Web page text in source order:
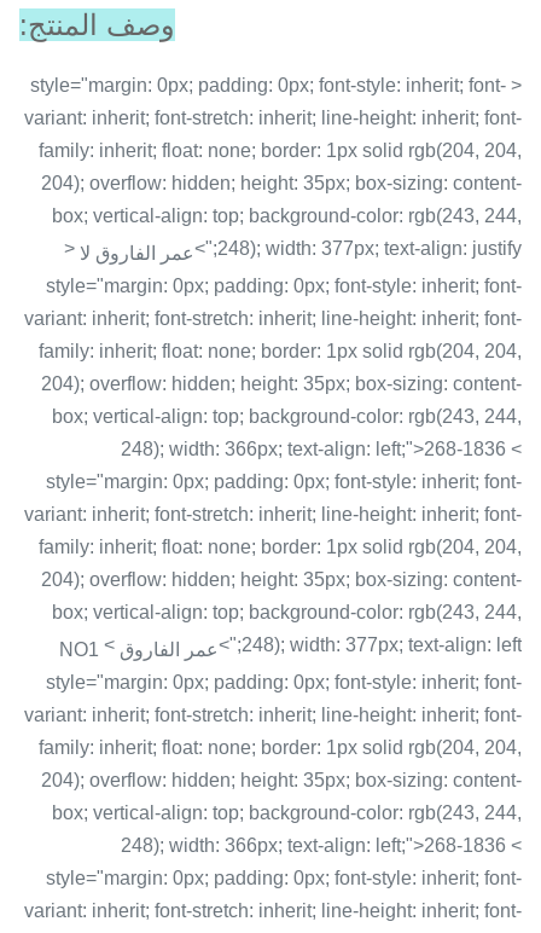
وصف المنتج:
< style="margin: 0px; padding: 0px; font-style: inherit; font-
variant: inherit; font-stretch: inherit; line-height: inherit; font-
family: inherit; float: none; border: 1px solid rgb(204, 204,
204); overflow: hidden; height: 35px; box-sizing: content-
box; vertical-align: top; background-color: rgb(243, 244,
248); width: 377px; text-align: justify;">
عمر الفاروق لا <
style="margin: 0px; padding: 0px; font-style: inherit; font-
variant: inherit; font-stretch: inherit; line-height: inherit; font-
family: inherit; float: none; border: 1px solid rgb(204, 204,
204); overflow: hidden; height: 35px; box-sizing: content-
box; vertical-align: top; background-color: rgb(243, 244,
248); width: 366px; text-align: left;">268-1836 <
style="margin: 0px; padding: 0px; font-style: inherit; font-
variant: inherit; font-stretch: inherit; line-height: inherit; font-
family: inherit; float: none; border: 1px solid rgb(204, 204,
204); overflow: hidden; height: 35px; box-sizing: content-
box; vertical-align: top; background-color: rgb(243, 244,
248); width: 377px; text-align: left;">
عمر الفاروق NO1 <
style="margin: 0px; padding: 0px; font-style: inherit; font-
variant: inherit; font-stretch: inherit; line-height: inherit; font-
family: inherit; float: none; border: 1px solid rgb(204, 204,
204); overflow: hidden; height: 35px; box-sizing: content-
box; vertical-align: top; background-color: rgb(243, 244,
248); width: 366px; text-align: left;">268-1836 <
style="margin: 0px; padding: 0px; font-style: inherit; font-
variant: inherit; font-stretch: inherit; line-height: inherit; font-